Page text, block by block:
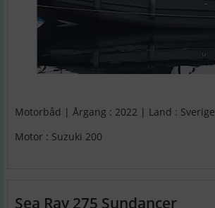
Motorbåd | Årgang : 2022 | Land : Sverige
Motor : Suzuki 200
Sea Ray 275 Sundancer